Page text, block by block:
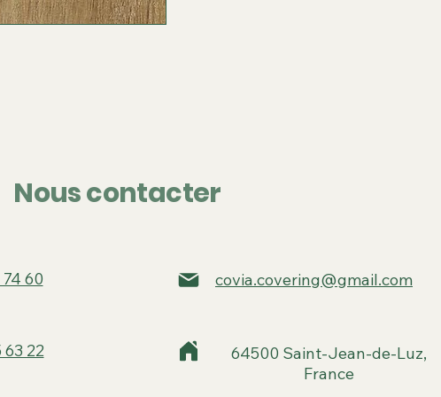
Nous contacter
74 60
63 22
covia.covering@gmail.com
64500 Saint-Jean-de-Luz,
France